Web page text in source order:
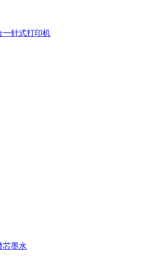
一针式打印机
芯墨水